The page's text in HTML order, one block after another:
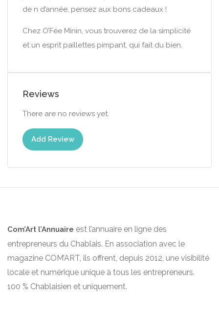
de n d’année, pensez aux bons cadeaux !
Chez O’Fée Minin, vous trouverez de la simplicité
et un esprit paillettes pimpant, qui fait du bien.
Reviews
There are no reviews yet.
Add Review
Com’Art l’Annuaire est l’annuaire en ligne des
entrepreneurs du Chablais. En association avec le
magazine COM’ART, ils offrent, depuis 2012, une visibilité
locale et numérique unique à tous les entrepreneurs.
100 % Chablaisien et uniquement.